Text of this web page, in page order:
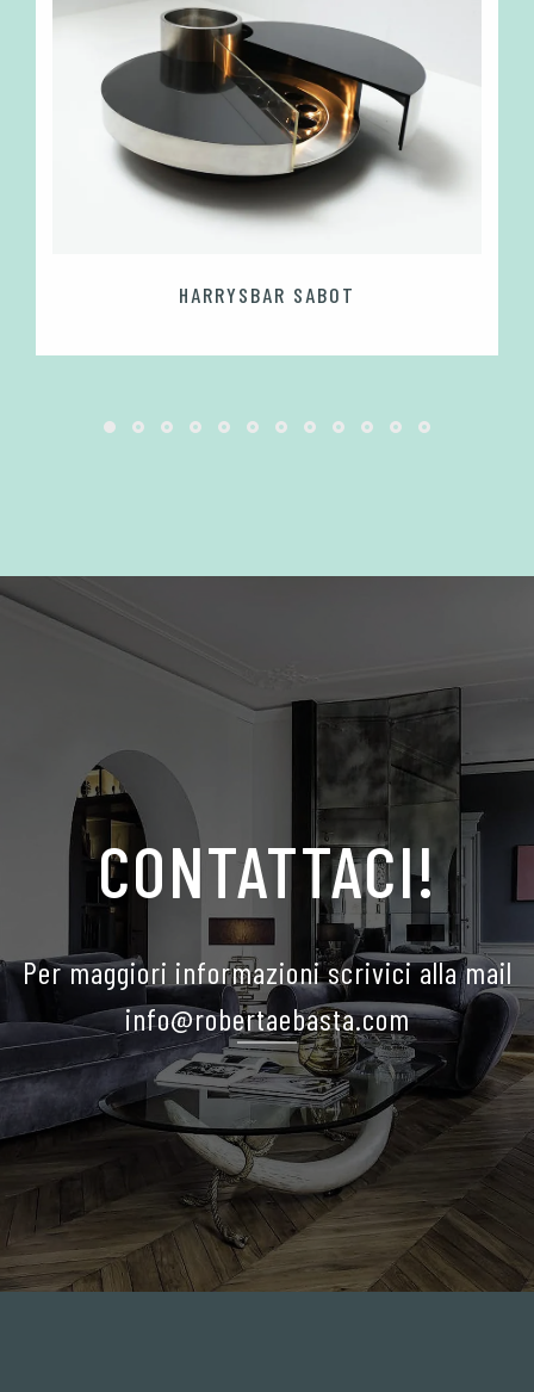
HARRYSBAR SABOT
CONTATTACI!
Per maggiori informazioni scrivici alla mail
info@robertaebasta.com